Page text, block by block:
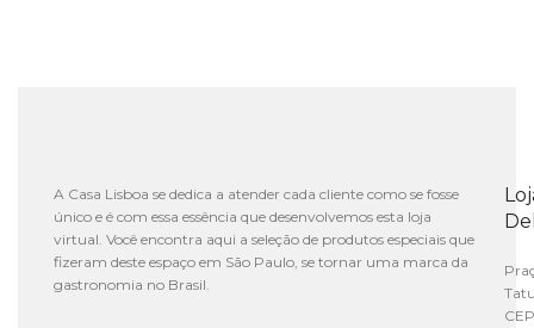
A Casa Lisboa se dedica a atender cada cliente como se fosse
único e é com essa essência que desenvolvemos esta loja
virtual. Você encontra aqui a seleção de produtos especiais que
fizeram deste espaço em São Paulo, se tornar uma marca da
gastronomia no Brasil.